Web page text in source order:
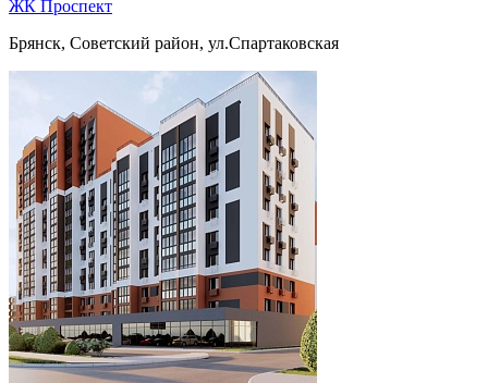
ЖК Проспект
Брянск, Советский район, ул.Спартаковская